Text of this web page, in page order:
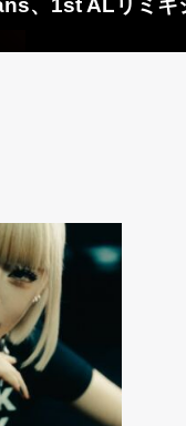
、1st ALリミ